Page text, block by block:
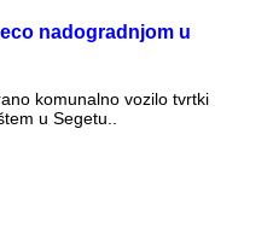
nadogradnjom u
komunalno vozilo tvrtki
u Segetu..